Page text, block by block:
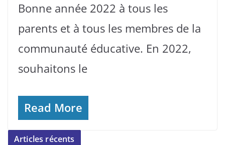
Bonne année 2022 à tous les
parents et à tous les membres de la
communauté éducative. En 2022,
souhaitons le
Read More
Articles récents